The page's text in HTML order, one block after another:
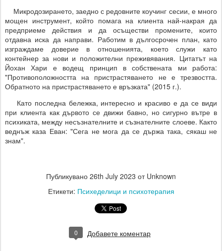
Микродозирането, заедно с редовните коучинг сесии, е много
мощен инструмент, който помага на клиента най-накрая да
предприеме действия и да осъществи промените, които
отдавна иска да направи. Работим в дългосрочен план, като
изграждаме доверие в отношенията, което служи като
контейнер за нови и положителни преживявания. Цитатът на
Йохан Хари е водещ принцип в собствената ми работа:
"Противоположността на пристрастяването не е трезвостта.
Обратното на пристрастяването е връзката" (2015 г.).
Като последна бележка, интересно и красиво е да се види
при клиента как дървото се движи бавно, но сигурно вътре в
психиката, между несъзнателните и съзнателните слоеве. Както
веднъж каза Еван: "Сега не мога да се държа така, сякаш не
знам".
Публикувано 26th July 2023 от Unknown
Етикети: Психеделици и психотерапия
0 Добавете коментар